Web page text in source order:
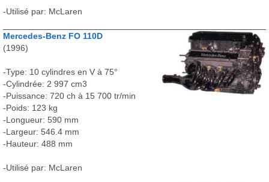
-Utilisé par: McLaren
Mercedes-Benz FO 110D
(1996)
-Type: 10 cylindres en V à 75°
-Cylindrée: 2 997 cm3
-Puissance: 720 ch à 15 700 tr/min
-Poids: 123 kg
-Longueur: 590 mm
-Largeur: 546.4 mm
-Hauteur: 488 mm
-Utilisé par: McLaren